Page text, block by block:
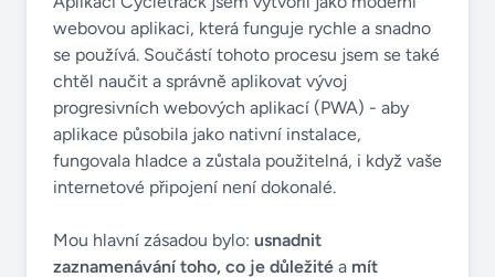
webovou aplikaci, která funguje rychle a snadno
se používá. Součástí tohoto procesu jsem se také
chtěl naučit a správně aplikovat vývoj
progresivních webových aplikací (PWA) - aby
aplikace působila jako nativní instalace,
fungovala hladce a zůstala použitelná, i když vaše
internetové připojení není dokonalé.
Mou hlavní zásadou bylo: usnadnit
zaznamenávání toho, co je důležité a mít